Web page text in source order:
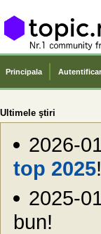
Principala
Ultimele ştiri
2026-
top 2025!
2025-
bun!